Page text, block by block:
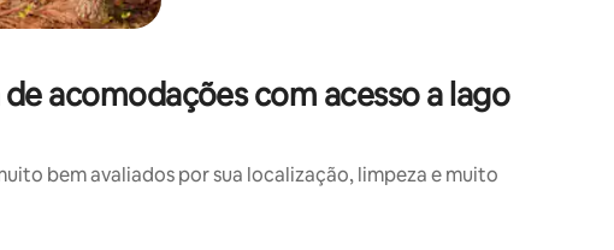
acomodações com acesso a lago
bem avaliados por sua localização, limpeza e muito